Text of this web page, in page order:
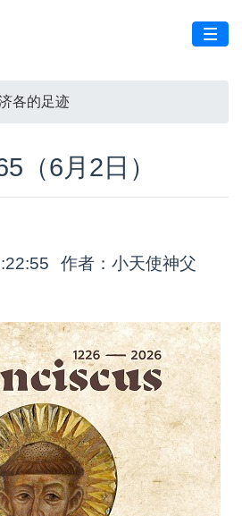
各的足迹
（6月2日）
作者：小天使神父